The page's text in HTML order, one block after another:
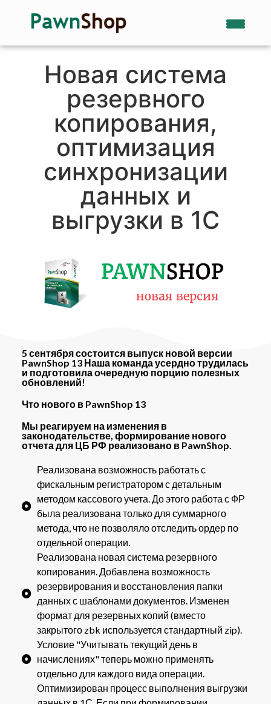
Новая система
резервного
копирования,
оптимизация
синхронизации
данных и
выгрузки в 1С
5 сентября состоится выпуск новой версии
PawnShop 13 Наша команда усердно трудилась
и подготовила очередную порцию полезных
обновлений!
Что нового в PawnShop 13
Мы реагируем на изменения в
законодательстве, формирование нового
отчета для ЦБ РФ реализовано в PawnShop.
Реализована возможность работать с
фискальным регистратором с детальным
методом кассового учета. До этого работа с ФР
была реализована только для суммарного
метода, что не позволяло отследить ордер по
отдельной операции.
Реализована новая система резервного
копирования. Добавлена возможность
резервирования и восстановления папки
данных с шаблонами документов. Изменен
формат для резервных копий (вместо
закрытого zbk используется стандартный zip).
Условие "Учитывать текущий день в
начислениях" теперь можно применять
отдельно для каждого вида операции.
Оптимизирован процесс выполнения выгрузки